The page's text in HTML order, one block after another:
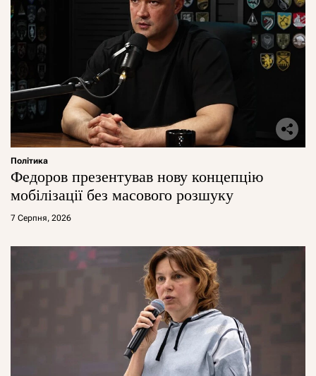
Політика
Федоров презентував нову концепцію
мобілізації без масового розшуку
7 Серпня, 2026